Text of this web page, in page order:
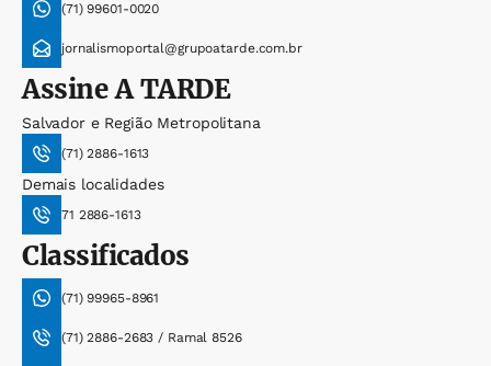
(71) 99601-0020
jornalismoportal@grupoatarde.com.br
AssineA TARDE
Salvador e Região Metropolitana
(71) 2886-1613
Demais localidades
71 2886-1613
Classificados
(71) 99965-8961
(71) 2886-2683 / Ramal 8526